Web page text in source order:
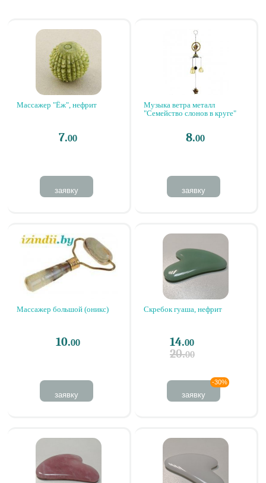
Массажер "Ёж", нефрит
7.00
заявку
Музыка ветра металл
"Семейство слонов в круге"
8.00
заявку
Массажер большой (оникс)
10.00
заявку
Скребок гуаша, нефрит
14.00
20.00
-30%
заявку